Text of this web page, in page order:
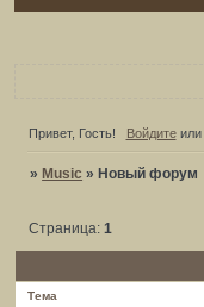
Привет, Гость! Войдитеили
» Music » Новый форум
Страница:1
Тема